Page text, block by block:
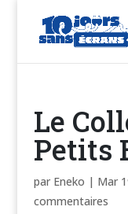
Le
Petits
par Eneko | Mar
commentaires